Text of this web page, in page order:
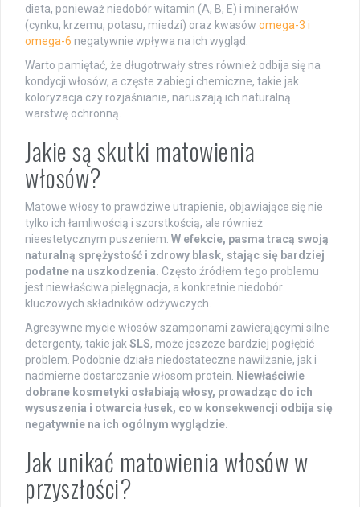
dieta, ponieważ niedobór witamin (A, B, E) i minerałów
(cynku, krzemu, potasu, miedzi) oraz kwasów omega-3 i
omega-6 negatywnie wpływa na ich wygląd.
Warto pamiętać, że długotrwały stres również odbija się na
kondycji włosów, a częste zabiegi chemiczne, takie jak
koloryzacja czy rozjaśnianie, naruszają ich naturalną
warstwę ochronną.
Jakie są skutki matowienia
włosów?
Matowe włosy to prawdziwe utrapienie, objawiające się nie
tylko ich łamliwością i szorstkością, ale również
nieestetycznym puszeniem. W efekcie, pasma tracą swoją
naturalną sprężystość i zdrowy blask, stając się bardziej
podatne na uszkodzenia. Często źródłem tego problemu
jest niewłaściwa pielęgnacja, a konkretnie niedobór
kluczowych składników odżywczych.
Agresywne mycie włosów szamponami zawierającymi silne
detergenty, takie jak SLS, może jeszcze bardziej pogłębić
problem. Podobnie działa niedostateczne nawilżanie, jak i
nadmierne dostarczanie włosom protein. Niewłaściwie
dobrane kosmetyki osłabiają włosy, prowadząc do ich
wysuszenia i otwarcia łusek, co w konsekwencji odbija się
negatywnie na ich ogólnym wyglądzie.
Jak unikać matowienia włosów w
przyszłości?